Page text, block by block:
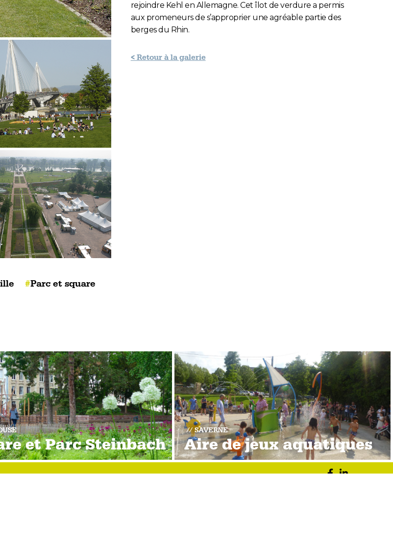
Parc et square
rejoindre Kehl en Allemagne. Cet îlot de verdure a permis
aux promeneurs de s’approprier une agréable partie des
berges du Rhin.
< Retour à la galerie
et Parc Steinbach
SAVERNE
Aire de jeux aquatiques
facebook
LinkedIn